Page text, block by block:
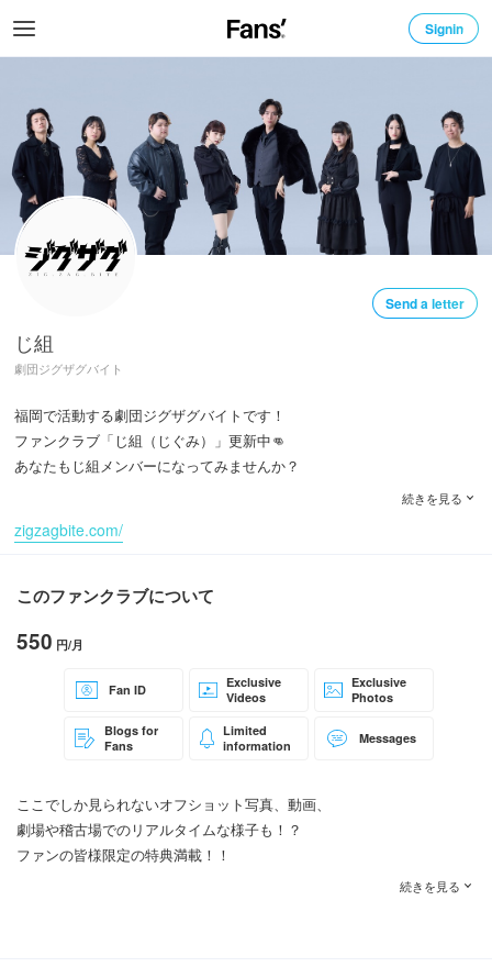
Signin
Send a letter
じ組
劇団ジグザグバイト
福岡で活動する劇団ジグザグバイトです！
ファンクラブ「じ組（じぐみ）」更新中👊
あなたもじ組メンバーになってみませんか？
続きを見る
zigzagbite.com/
このファンクラブについて
550 円/月
Fan ID
Exclusive
Videos
Exclusive
Photos
Blogs for
Fans
Limited
information
Messages
ここでしか見られないオフショット写真、動画、
劇場や稽古場でのリアルタイムな様子も！？
ファンの皆様限定の特典満載！！
続きを見る